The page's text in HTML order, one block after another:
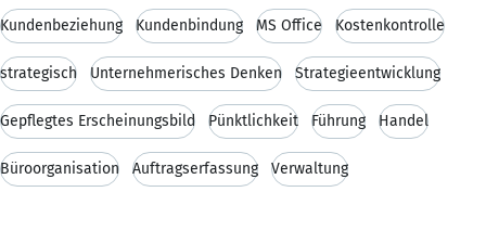
Kundenbeziehung Kundenbindung MS Office Kostenkontrolle
strategisch Unternehmerisches Denken Strategieentwicklung
Gepflegtes Erscheinungsbild Pünktlichkeit Führung Handel
Büroorganisation Auftragserfassung Verwaltung